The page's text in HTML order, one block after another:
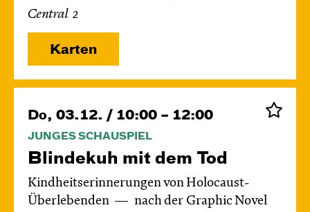
Central 2
Karten
Do, 03.12. / 10:00 – 12:00
JUNGES SCHAUSPIEL
Blinde­kuh mit dem Tod
Kindheitserinnerungen von Holocaust-
Überlebenden
nach der Graphic Novel